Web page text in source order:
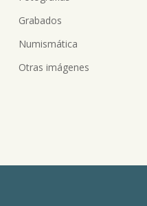
Grabados
Numismática
Otras imágenes